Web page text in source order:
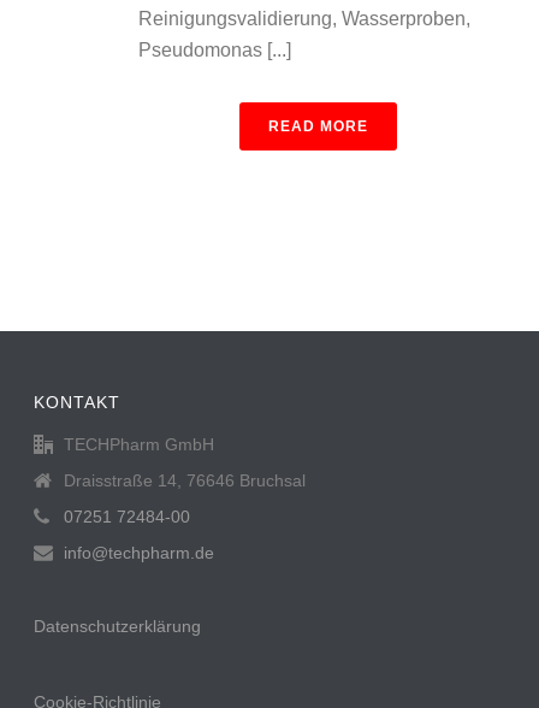
Reinigungsvalidierung, Wasserproben,
Pseudomonas [...]
READ MORE
KONTAKT
TECHPharm GmbH
Draisstraße 14, 76646 Bruchsal
07251 72484-00
info@techpharm.de
Datenschutzerklärung
Cookie-Richtlinie